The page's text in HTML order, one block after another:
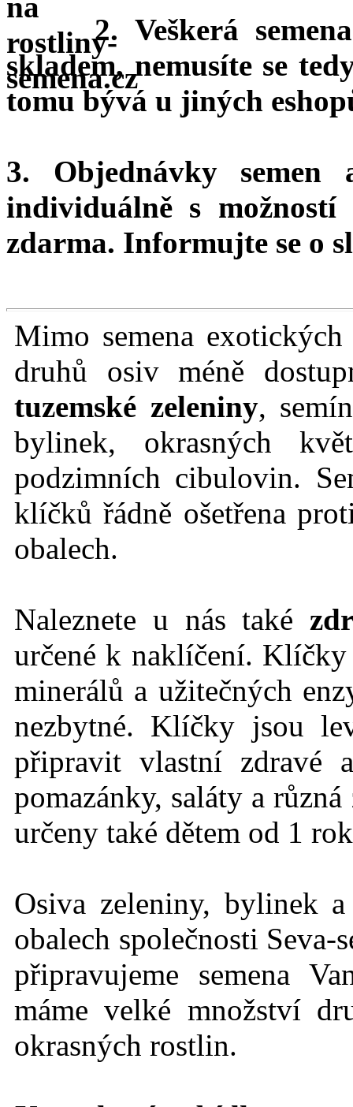
2. Veškerá
skladem, nemusíte se
tomu bývá u jiných
3. Objednávky
individuálně s možností
zdarma. Informujte se o
Mimo semena
druhů osiv méně
tuzemské zeleniny,
bylinek, okrasných
podzimních cibulovin.
klíčků řádně ošetřena
obalech.
Naleznete u nás také
určené k naklíčení.
minerálů a užitečných
nezbytné. Klíčky jsou
připravit vlastní zdravé
pomazánky, saláty a
určeny také dětem od 1
Osiva zeleniny, bylinek
obalech společnosti Seva-
připravujeme semena
máme velké množství
okrasných rostlin.